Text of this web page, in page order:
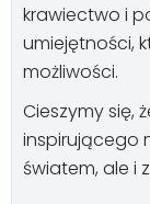
krawiectwo i
umiejętności,
możliwości.
Cieszymy się,
inspirującego
światem, ale i